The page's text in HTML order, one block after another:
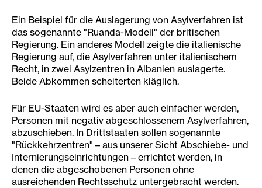
Ein Beispiel für die Auslagerung von Asylverfahren ist
das sogenannte "Ruanda-Modell" der britischen
Regierung. Ein anderes Modell zeigte die italienische
Regierung auf, die Asylverfahren unter italienischem
Recht, in zwei Asylzentren in Albanien auslagerte.
Beide Abkommen scheiterten kläglich.
Für EU-Staaten wird es aber auch einfacher werden,
Personen mit negativ abgeschlossenem Asylverfahren,
abzuschieben. In Drittstaaten sollen sogenannte
"Rückkehrzentren" – aus unserer Sicht Abschiebe- und
Internierungseinrichtungen – errichtet werden, in
denen die abgeschobenen Personen ohne
ausreichenden Rechtsschutz untergebracht werden.